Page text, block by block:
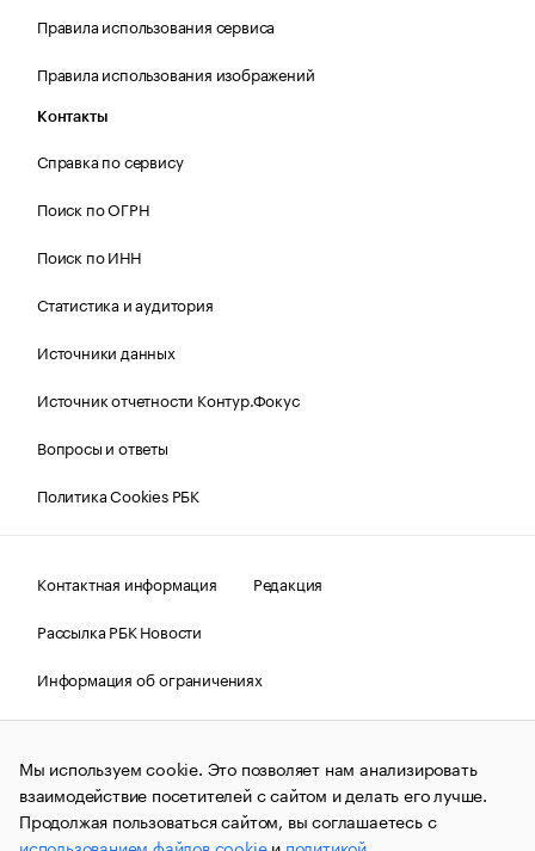
Правила использования сервиса
Правила использования изображений
Контакты
Справка по сервису
Поиск по ОГРН
Поиск по ИНН
Статистика и аудитория
Источники данных
Источник отчетности Контур.Фокус
Вопросы и ответы
Политика Cookies РБК
Контактная информация
Редакция
Рассылка РБК Новости
Информация об ограничениях
Правовая информация
О соблюдении авторских прав
© АО «РОСБИЗНЕСКОНСАЛТИНГ»,1995–2026.Сообщения
и материалы информационного агентства «РБК»
(зарегистрировано Федеральной службой по надзору в сфере
связи, информационных технологий и массовых
Мы используем cookie. Это позволяет нам анализировать
взаимодействие посетителей с сайтом и делать его лучше.
Продолжая пользоваться сайтом, вы соглашаетесь с